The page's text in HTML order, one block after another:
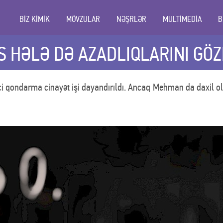
BİZ KİMİK MÖVZULAR NƏŞRLƏR MULTİMEDİA
HƏLƏ DƏ AZADLIQLARINI
qondarma cinayət işi dayandırıldı. Ancaq Mehman da daxil